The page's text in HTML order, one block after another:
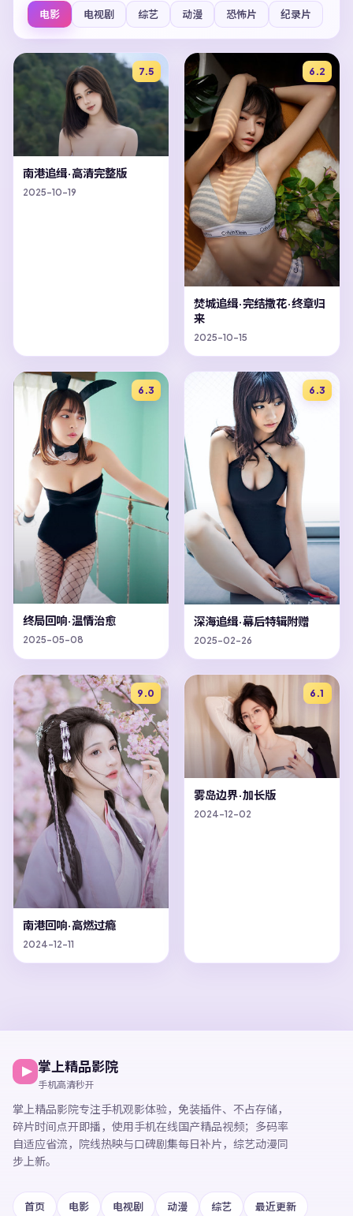
电影 电视剧 综艺 动漫 恐怖片 纪录片
7.5
南港追缉·高清完整版
2025-10-19
6.2
焚城追缉·完结撒花·终章归
来
2025-10-15
6.3
终局回响·温情治愈
2025-05-08
6.3
深海追缉·幕后特辑附赠
2025-02-26
9.0
南港回响·高燃过瘾
2024-12-11
6.1
雾岛边界·加长版
2024-12-02
掌上精品影院
手机高清秒开
掌上精品影院专注手机观影体验， 免装插件、不占存储，
碎片时间点开即播， 使用手机在线国产精品视频；多码率
自适应省流，院线热映与口碑剧集每日补片，综艺动漫同
步上新。
首页 电影 电视剧 动漫 综艺 最近更新